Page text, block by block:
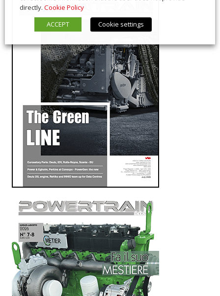
directly. Cookie Policy
ACCEPT
Cookie settings